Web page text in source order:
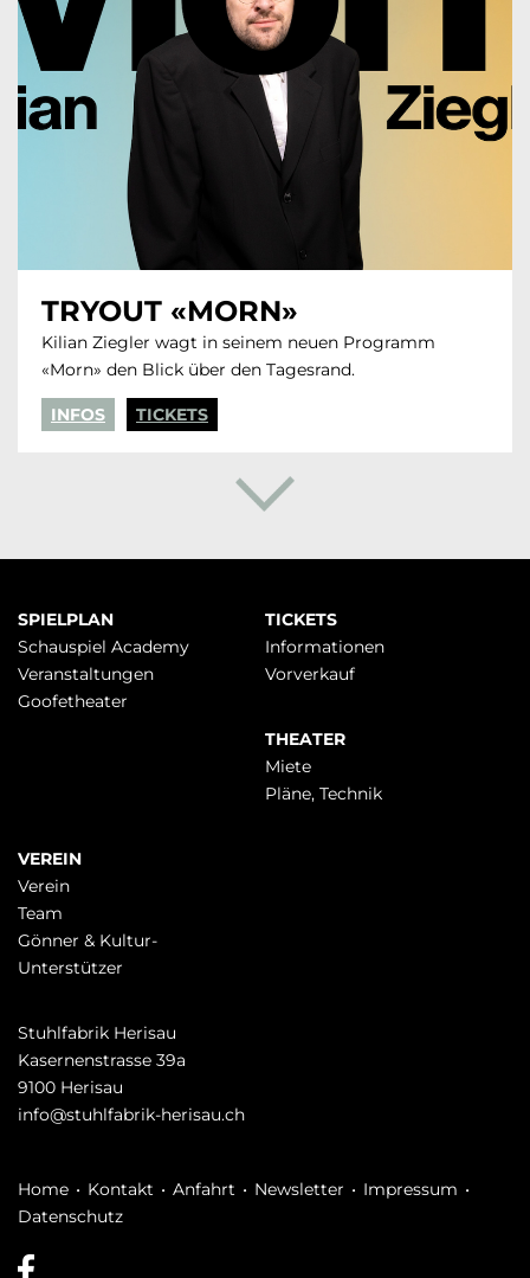
TRYOUT «MORN»
Kilian Ziegler wagt in seinem neuen Programm
«Morn» den Blick über den Tagesrand.
INFOS TICKETS
Navigation
überspringen
SPIELPLAN
Schauspiel Academy
Veranstaltungen
Goofetheater
TICKETS
Infor­mationen
Vorverkauf
THEATER
Miete
Pläne, Technik
VEREIN
Verein
Team
Gönner & Kultur-
Unterstützer
Stuhlfabrik Herisau
Kasernenstrasse 39a
9100 Herisau
info@stuhlfabrik-herisau.ch
Navigation
überspringen
Home Kontakt Anfahrt Newsletter
Impressum
Datenschutz